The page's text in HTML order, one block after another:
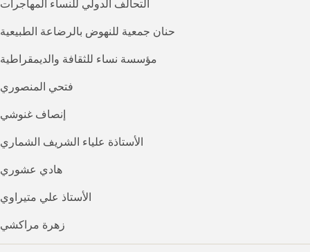
التحالف الدولي للنساء المهاجرات
حنان جمعية للنهوض بالرضاعة الطبيعية
مؤسسة نساء للثقافة والديمقراطية
فتحي المنصوري
إنصاف غنوشي
الأستاذة علياء الشريف الشماري
هادي عشوري
الأستاذ علي متيراوي
زهرة مراكشي